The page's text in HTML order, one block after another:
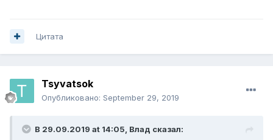
Цитата
Tsyvatsok
Опубликовано: September 29, 2019
В 29.09.2019 at 14:05, Влад сказал: